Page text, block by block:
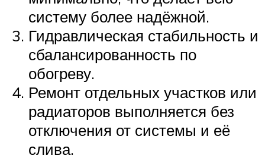
систему более надёжной.
Гидравлическая стабильность и
сбалансированность по
обогреву.
Ремонт отдельных участков или
радиаторов выполняется без
отключения от системы и её
слива.